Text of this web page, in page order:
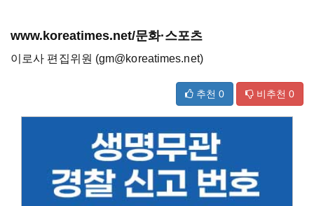
www.koreatimes.net/문화·스포츠
이로사 편집위원 (gm@koreatimes.net)
추천 0 비추천 0